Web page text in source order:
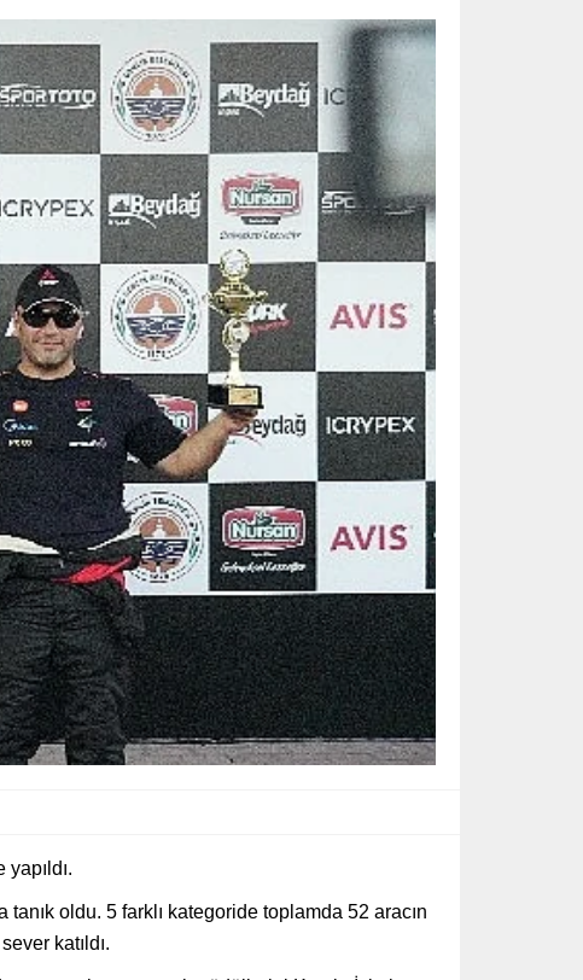
oldu. 5 farklı kategoride toplamda 52 aracın
katıldı.